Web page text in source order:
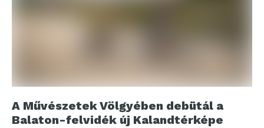
A Művészetek Völgyében debütál a
Balaton-felvidék új Kalandtérképe